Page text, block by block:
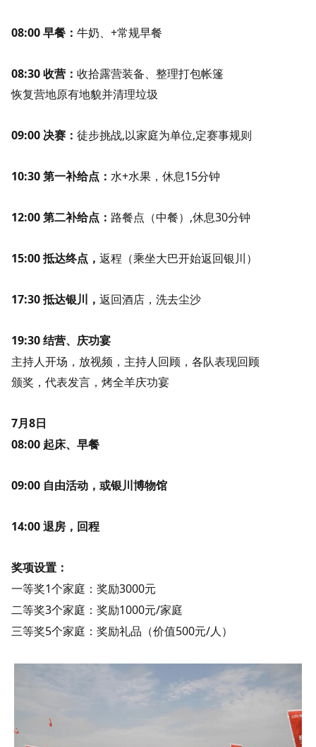
08:00 早餐： 牛奶、+常规早餐
08:30 收营： 收拾露营装备、整理打包帐篷
恢复营地原有地貌并清理垃圾
09:00 决赛： 徒步挑战,以家庭为单位,定赛事规则
10:30 第一补给点： 水+水果，休息15分钟
12:00 第二补给点： 路餐点（中餐） ,休息30分钟
15:00 抵达终点， 返程（乘坐大巴开始返回银川）
17:30 抵达银川， 返回酒店，洗去尘沙
19:30 结营、庆功宴
主持人开场，放视频，主持人回顾，各队表现回顾
颁奖，代表发言， 烤全羊庆功宴
7月8日
08:00 起床、早餐
09:00 自由活动，或银川博物馆
14:00 退房，回程
奖项设置：
一等奖1个家庭：奖励3000元
二等奖3个家庭：奖励1000元/家庭
三等奖5个家庭：奖励礼品（价值500元/人）